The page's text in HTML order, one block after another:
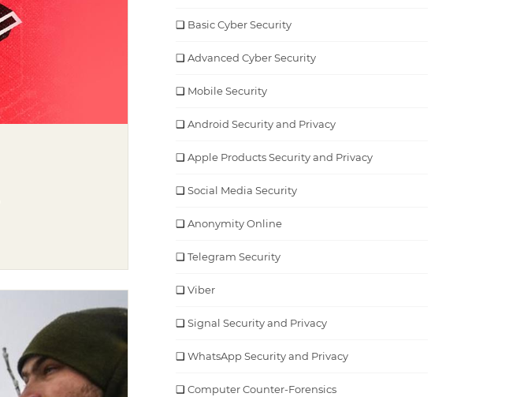
Basic Cyber Security
Advanced Cyber Security
Mobile Security
Android Security and Privacy
Apple Products Security and Privacy
Social Media Security
Anonymity Online
Telegram Security
Viber
Signal Security and Privacy
WhatsApp Security and Privacy
Computer Counter-Forensics